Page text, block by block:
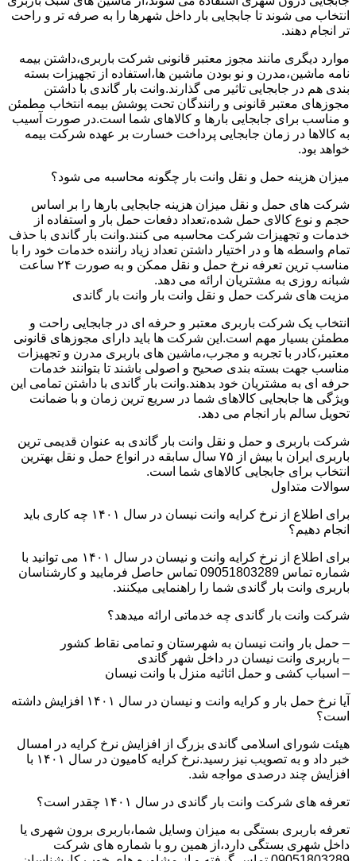
انتخاب می شوند تا جابجایی بار داخل شهرها را به صرفه تر و راحت
تر انجام دهند.
موارد دیگری مانند مجوز معتبر قانونی شرکت باربری،داشتن بیمه
نامه ماشین،مدرن و نو بودن ماشین ها،استفاده از تجهیزات بسته
بندی هم در جابجایی تاثیر می گذارند.وانت بار گاندی با داشتن
مجوزهای معتبر قانونی و رانندگان تحت پوشش بیمه انتخاب مطمئن
و مناسب برای جابجایی بارها و کالاهای شما است.در صورت آسیب
به کالاها در زمان جابجایی پرداخت خسارت بر عهده شرکت بیمه
خواهد بود.
میزان هزینه حمل و نقل وانت بار چگونه محاسبه می شود؟
شرکت های حمل و نقل میزان هزینه جابجایی بارها را بر اساس
حجم و نوع کالای حمل شده،تعداد دفعات حمل بار و استفاده از
خدمات و تجهیزات شرکت محاسبه می کنند.وانت بار گاندی با حذف
تمام واسطه ها و در اختیار داشتن تعداد زیاد راننده خدمات خود را با
مناسب ترین تعرفه نرخ حمل و نقل ممکن و به صورت ۲۴ ساعت
شبانه روزی به مشتریان ارائه می دهد.
مزیت های شرکت حمل و نقل وانت بار وانت بار گاندی
انتخاب یک شرکت باربری معتبر و حرفه ای در جابجایی راحت و
مطمئن بسیار مهم است.این شرکت ها باید دارای مجوزهای قانونی
معتبر،کادر با تجربه و مجرب،ماشین های باربری مدرن و تجهیزات
مناسب جهت بسته بندی صحیح و اصولی باشند تا بتوانند خدمات
حرفه ای به مشتریان خود بدهند.وانت بار گاندی با داشتن تمامی این
ویژگی ها جابجایی کالاهای شما در سریع ترین زمان و با ضمانت
تحویل سالم بار انجام می دهد.
شرکت باربری و حمل و نقل وانت بار گاندی به عنوان قدیمی ترین
باربری ایران با بیش از ۷۵ سال سابقه در انواع حمل و نقل بهترین
انتخاب برای جابجایی کالاهای شما است.
سوالات متداول
برای اطلاع از نرخ کرایه وانت نیسان در سال ۱۴۰۱ چه کاری باید
انجام دهیم؟
برای اطلاع از نرخ کرایه وانت و نیسان در سال ۱۴۰۱ می توانید با
شماره تماس 09051803289 تماس حاصل فرمایید و کارشناسان
باربری وانت بار گاندی شما را راهنمایی میکنند.
شرکت وانت بار گاندی چه خدماتی ارائه میدهد؟
– حمل بار وانت نیسان به شهرستان و تمامی نقاط کشور
– باربری وانت نیسان در داخل شهر گاندی
– اسباب کشی و حمل اثاثیه منزل با وانت نیسان
آیا نرخ حمل بار و کرایه وانت و نیسان در سال ۱۴۰۱ افزایش داشته
است؟
هیئت شورای اسلامی گاندی بزرگ از افزایش نرخ کرایه در امسال
خبر داد و به تصویب نیز رسید.نرخ کرایه کامیون در سال ۱۴۰۱ با
افزایش چند درصدی مواجه شد.
تعرفه های شرکت وانت بار گاندی در سال ۱۴۰۱ چقدر است؟
تعرفه باربری بستگی به میزان وسایل شما،باربری برون شهری یا
داخل شهری بستگی دارد،از همین رو با شماره های شرکت